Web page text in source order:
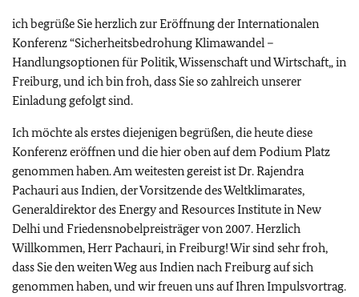
ich begrüße Sie herzlich zur Eröffnung der Internationalen
Konferenz “Sicherheitsbedrohung Klimawandel –
Handlungsoptionen für Politik, Wissenschaft und Wirtschaft„ in
Freiburg, und ich bin froh, dass Sie so zahlreich unserer
Einladung gefolgt sind.
Ich möchte als erstes diejenigen begrüßen, die heute diese
Konferenz eröffnen und die hier oben auf dem Podium Platz
genommen haben. Am weitesten gereist ist Dr. Rajendra
Pachauri aus Indien, der Vorsitzende des Weltklimarates,
Generaldirektor des Energy and Resources Institute in New
Delhi und Friedensnobelpreisträger von 2007. Herzlich
Willkommen, Herr Pachauri, in Freiburg! Wir sind sehr froh,
dass Sie den weiten Weg aus Indien nach Freiburg auf sich
genommen haben, und wir freuen uns auf Ihren Impulsvortrag.